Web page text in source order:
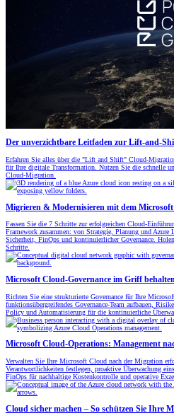
Der unverzichtbare Leitfaden zur Lift-and-
Erfahren Sie alles über die "Lift and Shift" Cloud-
für Ihre digitale Transformation. Nutzen Sie die schnelle
Cloud-Migration.
Migrieren & Modernisieren mit dem
Fassen Sie die 7 Schritte zur erfolgreichen Cloud-
Framework zusammen: von Strategie, Planung und
Sicherheit, FinOps und kontinuierlicher Governance.
Schritte.
Microsoft Cloud-Governance im Griff
Richten Sie eine strukturierte Governance für Ihre
funktionsübergreifendes Governance-Team aufbauen,
Policy und Automatisierung für die kontinuierliche
Microsoft Cloud-Operations: Management
Verwalten Sie Ihre Microsoft Cloud nach der Migration
Verantwortlichkeiten festlegen, proaktive Überwachung
FinOps für nachhaltige Kostenkontrolle und operative
Cloud sicher machen – So schützen Sie Ihre